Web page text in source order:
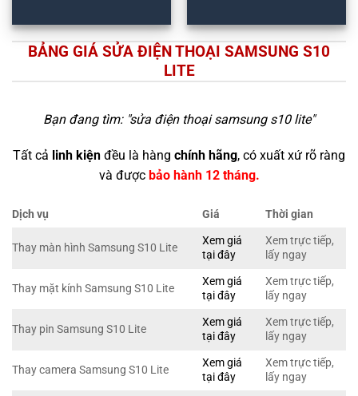
BẢNG GIÁ SỬA ĐIỆN THOẠI SAMSUNG S10
LITE
Bạn đang tìm: "sửa điện thoại samsung s10 lite"
Tất cả linh kiện đều là hàng chính hãng, có xuất xứ rõ ràng
và được bảo hành 12 tháng.
Dịch vụ Giá Thời gian
Thay màn hình Samsung S10 Lite
Xem giá
tại đây
Xem trực tiếp,
lấy ngay
Thay mặt kính Samsung S10 Lite
Xem giá
tại đây
Xem trực tiếp,
lấy ngay
Thay pin Samsung S10 Lite
Xem giá
tại đây
Xem trực tiếp,
lấy ngay
Thay camera Samsung S10 Lite
Xem giá
tại đây
Xem trực tiếp,
lấy ngay